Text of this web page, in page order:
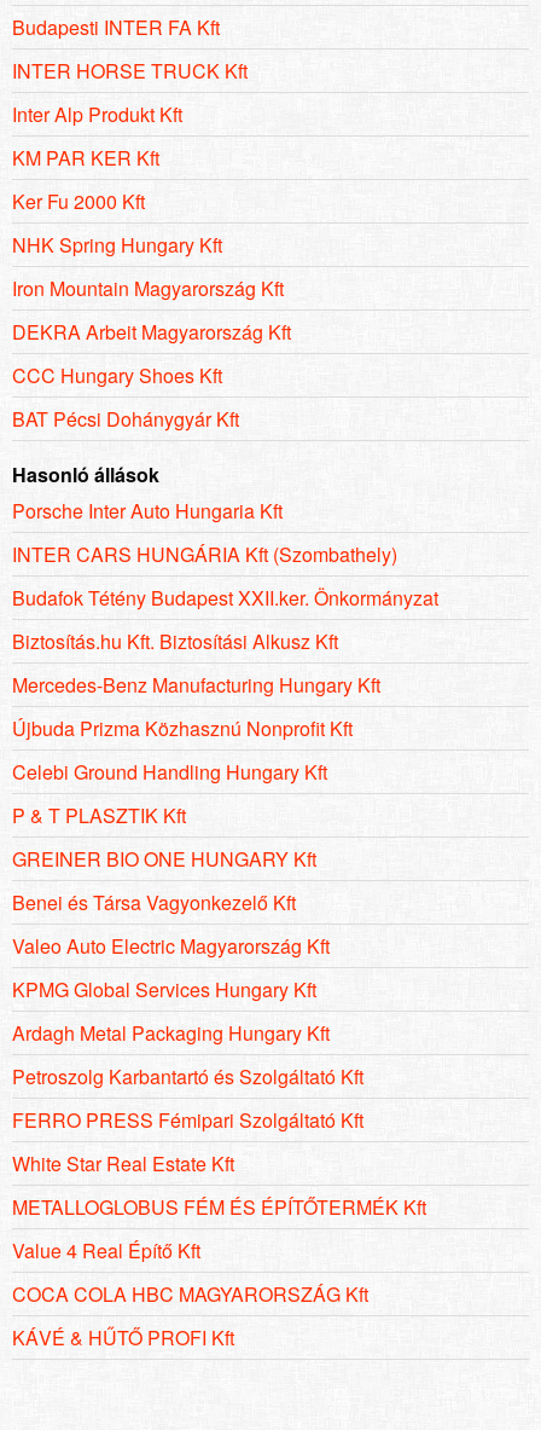
Budapesti INTER FA Kft
INTER HORSE TRUCK Kft
Inter Alp Produkt Kft
KM PAR KER Kft
Ker Fu 2000 Kft
NHK Spring Hungary Kft
Iron Mountain Magyarország Kft
DEKRA Arbeit Magyarország Kft
CCC Hungary Shoes Kft
BAT Pécsi Dohánygyár Kft
Hasonló állások
Porsche Inter Auto Hungaria Kft
INTER CARS HUNGÁRIA Kft (Szombathely)
Budafok Tétény Budapest XXII.ker. Önkormányzat
Biztosítás.hu Kft. Biztosítási Alkusz Kft
Mercedes-Benz Manufacturing Hungary Kft
Újbuda Prizma Közhasznú Nonprofit Kft
Celebi Ground Handling Hungary Kft
P & T PLASZTIK Kft
GREINER BIO ONE HUNGARY Kft
Benei és Társa Vagyonkezelő Kft
Valeo Auto Electric Magyarország Kft
KPMG Global Services Hungary Kft
Ardagh Metal Packaging Hungary Kft
Petroszolg Karbantartó és Szolgáltató Kft
FERRO PRESS Fémipari Szolgáltató Kft
White Star Real Estate Kft
METALLOGLOBUS FÉM ÉS ÉPÍTŐTERMÉK Kft
Value 4 Real Építő Kft
COCA COLA HBC MAGYARORSZÁG Kft
KÁVÉ & HŰTŐ PROFI Kft